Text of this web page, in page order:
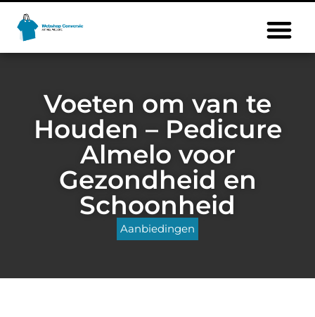
Voeten om van te
Houden – Pedicure
Almelo voor
Gezondheid en
Schoonheid
Aanbiedingen